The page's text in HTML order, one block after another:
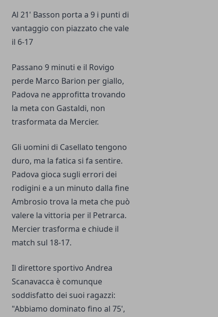
Al 21' Basson porta a 9 i punti di
vantaggio con piazzato che vale
il 6-17
Passano 9 minuti e il Rovigo
perde Marco Barion per giallo,
Padova ne approfitta trovando
la meta con Gastaldi, non
trasformata da Mercier.
Gli uomini di Casellato tengono
duro, ma la fatica si fa sentire.
Padova gioca sugli errori dei
rodigini e a un minuto dalla fine
Ambrosio trova la meta che può
valere la vittoria per il Petrarca.
Mercier trasforma e chiude il
match sul 18-17.
Il direttore sportivo Andrea
Scanavacca è comunque
soddisfatto dei suoi ragazzi:
"Abbiamo dominato fino al 75',